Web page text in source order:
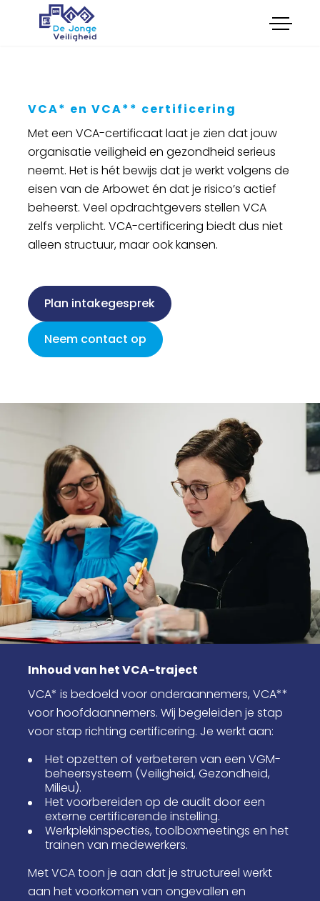
menu
Opleidingen
Advies
Verkoop
Cultuur
Feestkar Veilig en Wel
Boek cursus
Plan intakegesprek
VCA* en VCA** certificering
Met een VCA-certificaat laat je zien dat jouw
organisatie veiligheid en gezondheid serieus
neemt. Het is hét bewijs dat je werkt volgens de
eisen van de Arbowet én dat je risico’s actief
beheerst. Veel opdrachtgevers stellen VCA
zelfs verplicht. VCA-certificering biedt dus niet
alleen structuur, maar ook kansen.
Plan intakegesprek
Neem contact op
Inhoud van het VCA-traject
VCA* is bedoeld voor onderaannemers, VCA**
voor hoofdaannemers. Wij begeleiden je stap
voor stap richting certificering. Je werkt aan:
Het opzetten of verbeteren van een VGM-
beheersysteem (Veiligheid, Gezondheid,
Milieu).
Het voorbereiden op de audit door een
externe certificerende instelling.
Werkplekinspecties, toolboxmeetings en het
trainen van medewerkers.
Met VCA toon je aan dat je structureel werkt
aan het voorkomen van ongevallen en